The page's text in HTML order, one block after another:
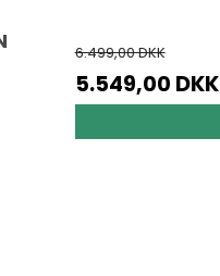
6.499,00 DKK
5.549,00 DKK